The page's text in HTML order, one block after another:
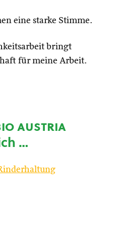
eine starke Stimme.
bringt
für meine Arbeit.
austria
…